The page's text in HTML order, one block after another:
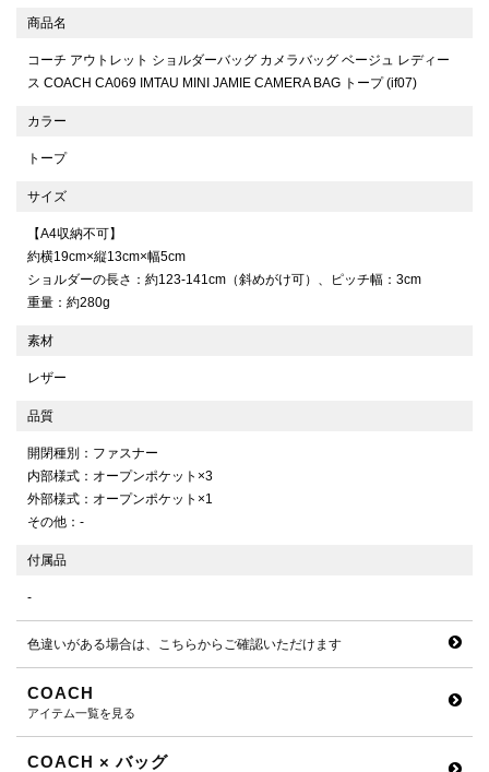
商品名
コーチ アウトレット ショルダーバッグ カメラバッグ ベージュ レディー
ス COACH CA069 IMTAU MINI JAMIE CAMERA BAG トープ (if07)
カラー
トープ
サイズ
【A4収納不可】
約横19cm×縦13cm×幅5cm
ショルダーの長さ：約123-141cm（斜めがけ可）、ピッチ幅：3cm
重量：約280g
素材
レザー
品質
開閉種別：ファスナー
内部様式：オープンポケット×3
外部様式：オープンポケット×1
その他：-
付属品
-
色違いがある場合は、こちらからご確認いただけます
COACH
アイテム一覧を見る
COACH × バッグ